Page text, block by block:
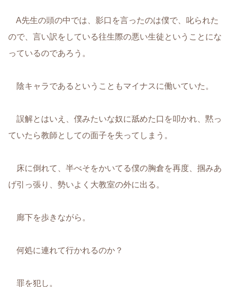
A先生の頭の中では、影口を言ったのは僕で、叱られた
ので、言い訳をしている往生際の悪い生徒ということにな
っているのであろう。
陰キャラであるということもマイナスに働いていた。
誤解とはいえ、僕みたいな奴に舐めた口を叩かれ、黙っ
ていたら教師としての面子を失ってしまう。
床に倒れて、半べそをかいてる僕の胸倉を再度、掴みあ
げ引っ張り、勢いよく大教室の外に出る。
廊下を歩きながら。
何処に連れて行かれるのか？
罪を犯し。